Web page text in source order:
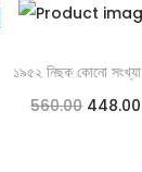
১৯৫২ নিছক কোনো
560.00 448.00